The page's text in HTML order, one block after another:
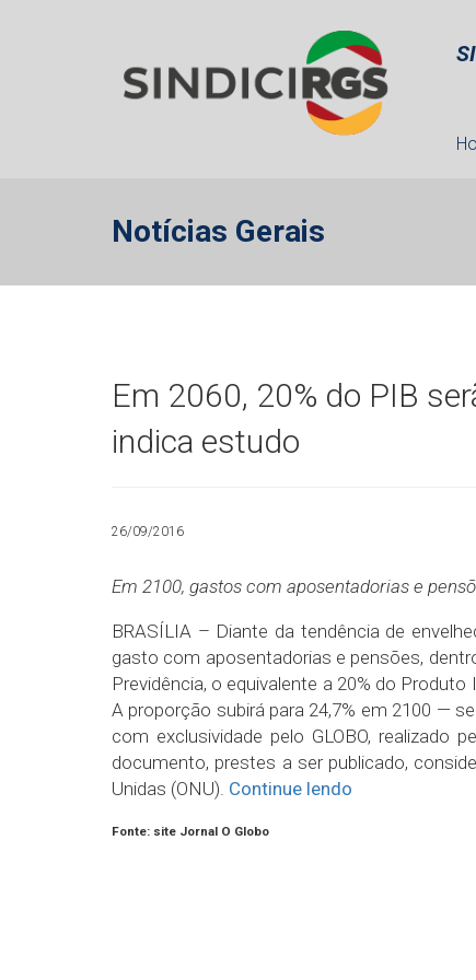
Notícias Gerais
Em 2060, 20% do PIB
indica estudo
26/09/2016
Em 2100, gastos com aposentadorias e
BRASÍLIA – Diante da tendência de
gasto com aposentadorias e pensões,
Previdência, o equivalente a 20% do
A proporção subirá para 24,7% em 2100 —
com exclusividade pelo GLOBO, realizado
documento, prestes a ser publicado,
Unidas (ONU). Continue lendo
Fonte: site Jornal O Globo